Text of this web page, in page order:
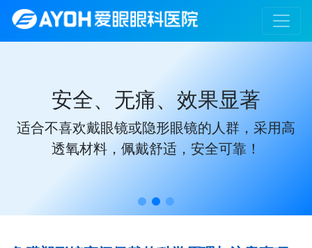
、无痛、效果显著
戴眼镜或隐形眼镜的人群，采用高
材料，佩戴舒适，安全可靠！
告别